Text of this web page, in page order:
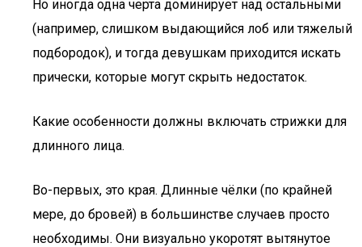
Но иногда одна черта доминирует над остальными
(например, слишком выдающийся лоб или тяжелый
подбородок), и тогда девушкам приходится искать
прически, которые могут скрыть недостаток.
Какие особенности должны включать стрижки для
длинного лица.
Во-первых, это края. Длинные чёлки (по крайней
мере, до бровей) в большинстве случаев просто
необходимы. Они визуально укоротят вытянутое